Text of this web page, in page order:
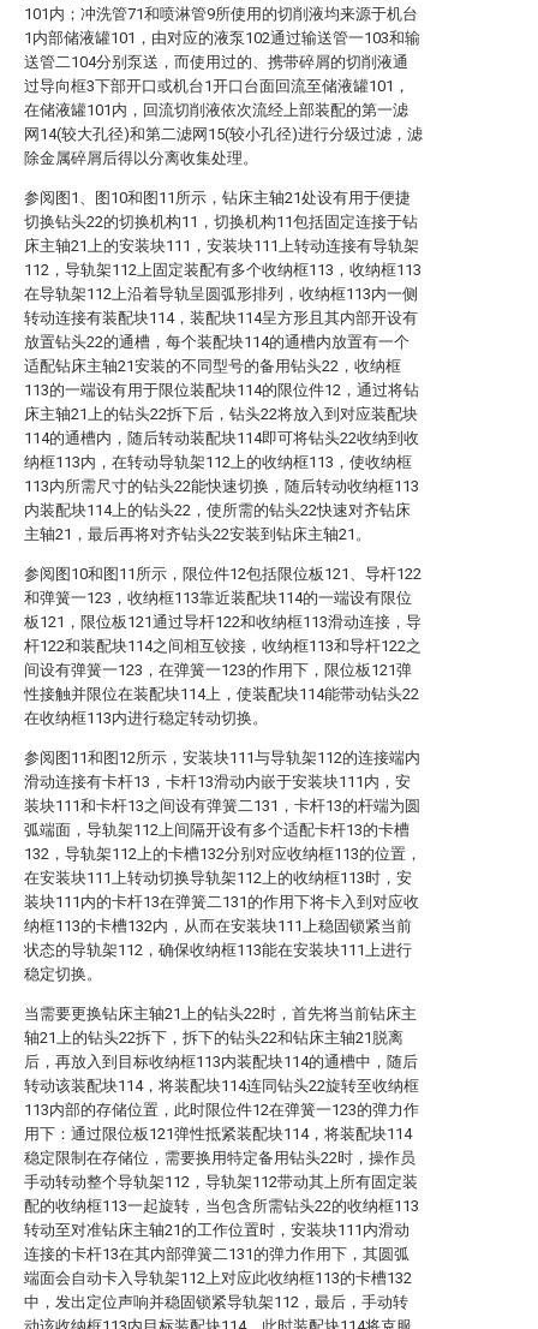
101内；冲洗管71和喷淋管9所使用的切削液均来源于机台
1内部储液罐101，由对应的液泵102通过输送管一103和输
送管二104分别泵送，而使用过的、携带碎屑的切削液通
过导向框3下部开口或机台1开口台面回流至储液罐101，
在储液罐101内，回流切削液依次流经上部装配的第一滤
网14(较大孔径)和第二滤网15(较小孔径)进行分级过滤，滤
除金属碎屑后得以分离收集处理。
参阅图1、图10和图11所示，钻床主轴21处设有用于便捷
切换钻头22的切换机构11，切换机构11包括固定连接于钻
床主轴21上的安装块111，安装块111上转动连接有导轨架
112，导轨架112上固定装配有多个收纳框113，收纳框113
在导轨架112上沿着导轨呈圆弧形排列，收纳框113内一侧
转动连接有装配块114，装配块114呈方形且其内部开设有
放置钻头22的通槽，每个装配块114的通槽内放置有一个
适配钻床主轴21安装的不同型号的备用钻头22，收纳框
113的一端设有用于限位装配块114的限位件12，通过将钻
床主轴21上的钻头22拆下后，钻头22将放入到对应装配块
114的通槽内，随后转动装配块114即可将钻头22收纳到收
纳框113内，在转动导轨架112上的收纳框113，使收纳框
113内所需尺寸的钻头22能快速切换，随后转动收纳框113
内装配块114上的钻头22，使所需的钻头22快速对齐钻床
主轴21，最后再将对齐钻头22安装到钻床主轴21。
参阅图10和图11所示，限位件12包括限位板121、导杆122
和弹簧一123，收纳框113靠近装配块114的一端设有限位
板121，限位板121通过导杆122和收纳框113滑动连接，导
杆122和装配块114之间相互铰接，收纳框113和导杆122之
间设有弹簧一123，在弹簧一123的作用下，限位板121弹
性接触并限位在装配块114上，使装配块114能带动钻头22
在收纳框113内进行稳定转动切换。
参阅图11和图12所示，安装块111与导轨架112的连接端内
滑动连接有卡杆13，卡杆13滑动内嵌于安装块111内，安
装块111和卡杆13之间设有弹簧二131，卡杆13的杆端为圆
弧端面，导轨架112上间隔开设有多个适配卡杆13的卡槽
132，导轨架112上的卡槽132分别对应收纳框113的位置，
在安装块111上转动切换导轨架112上的收纳框113时，安
装块111内的卡杆13在弹簧二131的作用下将卡入到对应收
纳框113的卡槽132内，从而在安装块111上稳固锁紧当前
状态的导轨架112，确保收纳框113能在安装块111上进行
稳定切换。
当需要更换钻床主轴21上的钻头22时，首先将当前钻床主
轴21上的钻头22拆下，拆下的钻头22和钻床主轴21脱离
后，再放入到目标收纳框113内装配块114的通槽中，随后
转动该装配块114，将装配块114连同钻头22旋转至收纳框
113内部的存储位置，此时限位件12在弹簧一123的弹力作
用下：通过限位板121弹性抵紧装配块114，将装配块114
稳定限制在存储位，需要换用特定备用钻头22时，操作员
手动转动整个导轨架112，导轨架112带动其上所有固定装
配的收纳框113一起旋转，当包含所需钻头22的收纳框113
转动至对准钻床主轴21的工作位置时，安装块111内滑动
连接的卡杆13在其内部弹簧二131的弹力作用下，其圆弧
端面会自动卡入导轨架112上对应此收纳框113的卡槽132
中，发出定位声响并稳固锁紧导轨架112，最后，手动转